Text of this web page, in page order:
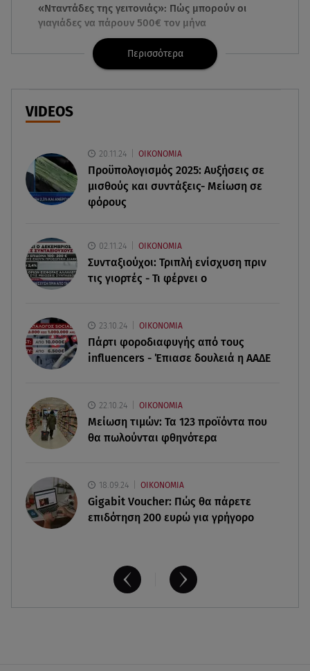
«Νταντάδες της γειτονιάς»: Πώς μπορούν οι
γιαγιάδες να πάρουν 500€ τον μήνα
06.08.26 , 12:02
Η Βελμάρ δίνει το Fiat 500 Hybrid από 18.990
ευρώ
06.08.26 , 12:00
τελευταίο μήνα του καλοκαιριού
06.08.26 , 11:48
Νέα Υόρκη: «Τα παιδιά έχουν μια μικρή ίωση»,
06.08.26 , 11:28
Αλεξάνδρου σε Ελληνίδου: «Πόσο πιο πάνω
απ΄την πίστα το θες;»
Στην παραλία η Αποστολία Ζώη: « Γεμάτη
αλμύρα»
Kymco Agility NX 125 Τοp Case: Η τιμή του νέου
μοντέλου
Περισσότερα
VIDEOS
20.11.24 ΟΙΚΟΝΟΜΙΑ
Προϋπολογισμός 2025: Αυξήσεις σε
μισθούς και συντάξεις- Μείωση σε
φόρους
02.11.24 ΟΙΚΟΝΟΜΙΑ
Συνταξιούχοι: Τριπλή ενίσχυση πριν
τις γιορτές - Τι φέρνει ο
23.10.24 ΟΙΚΟΝΟΜΙΑ
Πάρτι φοροδιαφυγής από τους
influencers - Έπιασε δουλειά η ΑΑΔΕ
22.10.24 ΟΙΚΟΝΟΜΙΑ
Μείωση τιμών: Τα 123 προϊόντα που
θα πωλούνται φθηνότερα
18.09.24 ΟΙΚΟΝΟΜΙΑ
Gigabit Voucher: Πώς θα πάρετε
επιδότηση 200 ευρώ για γρήγορο